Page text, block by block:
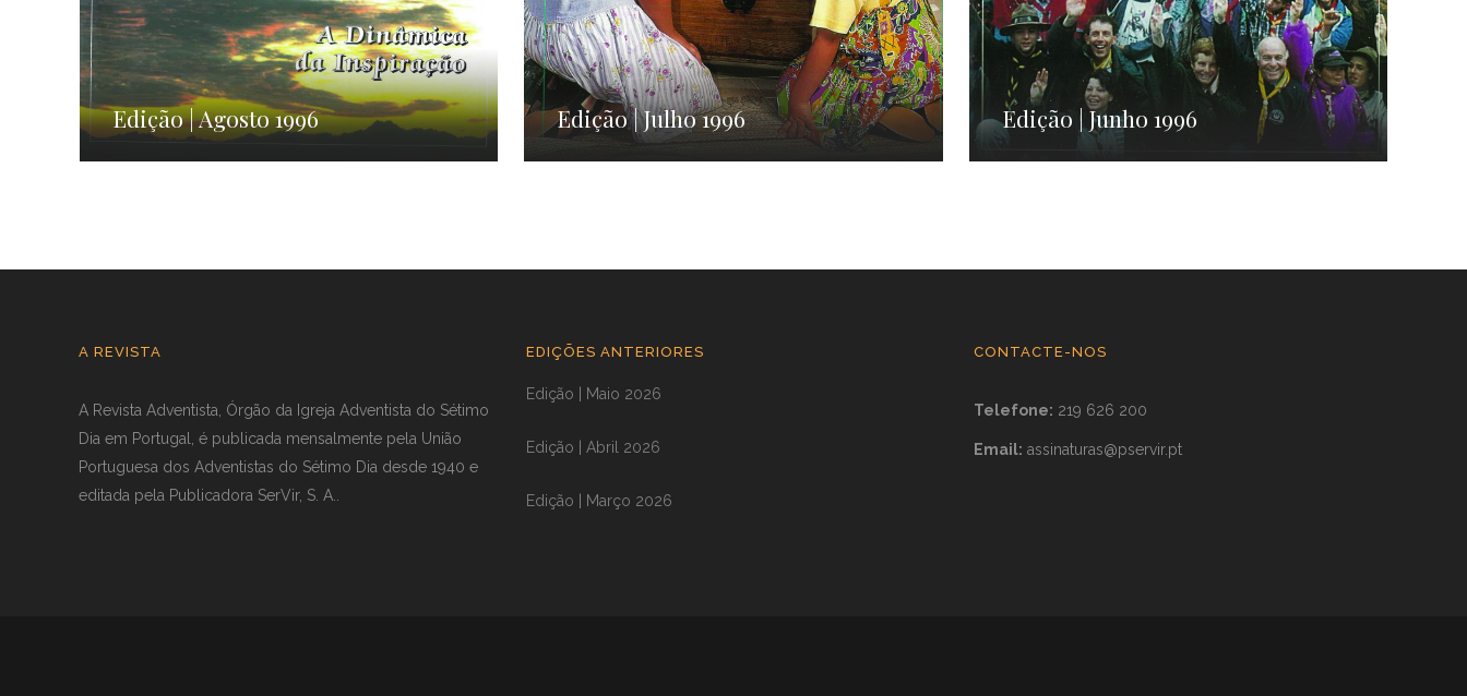
Edição | Agosto 1996 Edição | Julho 1996 Edição | Junho 1996
A REVISTA
A Revista Adventista, Órgão da Igreja Adventista do Sétimo
Dia em Portugal, é publicada mensalmente pela União
Portuguesa dos Adventistas do Sétimo Dia desde 1940 e
editada pela Publicadora SerVir, S. A..
EDIÇÕES ANTERIORES
Edição | Maio 2026
Edição | Abril 2026
Edição | Março 2026
CONTACTE-NOS
Telefone: 219 626 200
Email: assinaturas@pservir.pt